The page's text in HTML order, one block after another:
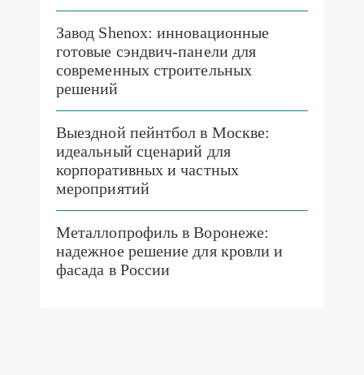
Завод Shenox: инновационные
готовые сэндвич-панели для
современных строительных
решений
Выездной пейнтбол в Москве:
идеальный сценарий для
корпоративных и частных
мероприятий
Металлопрофиль в Воронеже:
надежное решение для кровли и
фасада в России